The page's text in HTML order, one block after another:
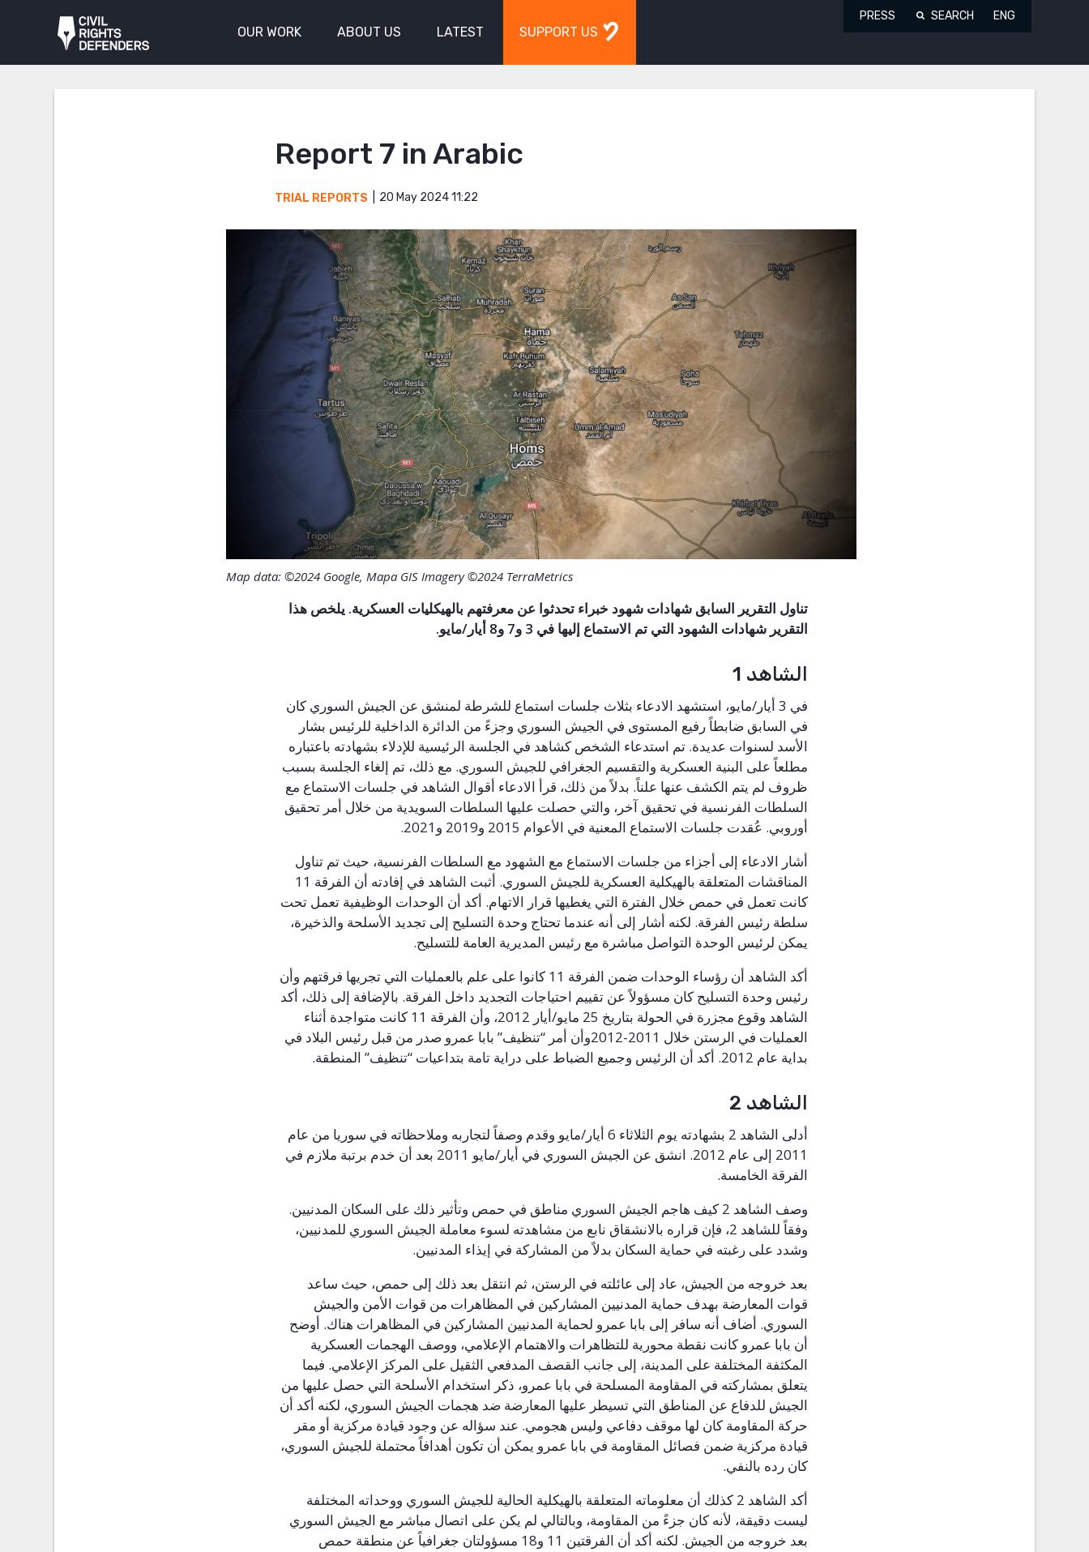
OUR WORK ABOUT US LATEST SUPPORT US
PRESS SEARCH ENG
Report 7 in Arabic
TRIAL REPORTS 20 May 2024 11:22
Map data: ©2024 Google, Mapa GIS Imagery ©2024 TerraMetrics
تناول التقرير السابق شهادات شهود خبراء تحدثوا عن معرفتهم بالهيكليات العسكرية. يلخص هذا
التقرير شهادات الشهود التي تم الاستماع إليها في 3 و7 و8 أيار/مايو.
الشاهد 1
في 3 أيار/مايو، استشهد الادعاء بثلاث جلسات استماع للشرطة لمنشق عن الجيش السوري كان
في السابق ضابطاً رفيع المستوى في الجيش السوري وجزءً من الدائرة الداخلية للرئيس بشار
الأسد لسنوات عديدة. تم استدعاء الشخص كشاهد في الجلسة الرئيسية للإدلاء بشهادته باعتباره
مطلعاً على البنية العسكرية والتقسيم الجغرافي للجيش السوري. مع ذلك، تم إلغاء الجلسة بسبب
ظروف لم يتم الكشف عنها علناً. بدلاً من ذلك، قرأ الادعاء أقوال الشاهد في جلسات الاستماع مع
السلطات الفرنسية في تحقيق آخر، والتي حصلت عليها السلطات السويدية من خلال أمر تحقيق
أوروبي. عُقدت جلسات الاستماع المعنية في الأعوام 5102 و9102 و1202.
أشار الادعاء إلى أجزاء من جلسات الاستماع مع الشهود مع السلطات الفرنسية، حيث تم تناول
المناقشات المتعلقة بالهيكلية العسكرية للجيش السوري. أثبت الشاهد في إفادته أن الفرقة 11
كانت تعمل في حمص خلال الفترة التي يغطيها قرار الاتهام. أكد أن الوحدات الوظيفية تعمل تحت
سلطة رئيس الفرقة. لكنه أشار إلى أنه عندما تحتاج وحدة التسليح إلى تجديد الأسلحة والذخيرة،
يمكن لرئيس الوحدة التواصل مباشرة مع رئيس المديرية العامة للتسليح.
أكد الشاهد أن رؤساء الوحدات ضمن الفرقة 11 كانوا على علم بالعمليات التي تجريها فرقتهم وأن
رئيس وحدة التسليح كان مسؤولاً عن تقييم احتياجات التجديد داخل الفرقة. بالإضافة إلى ذلك، أكد
الشاهد وقوع مجزرة في الحولة بتاريخ 52 مايو/أيار 2102، وأن الفرقة 11 كانت متواجدة أثناء
العمليات في الرستن خلال 1102-2102وأن أمر “تنظيف” بابا عمرو صدر من قبل رئيس البلاد في
بداية عام 2102. أكد أن الرئيس وجميع الضباط على دراية تامة بتداعيات “تنظيف” المنطقة.
الشاهد 2
أدلى الشاهد 2 بشهادته يوم الثلاثاء 6 أيار/مايو وقدم وصفاً لتجاربه وملاحظاته في سوريا من عام
1102 إلى عام 2102. انشق عن الجيش السوري في أيار/مايو 1102 بعد أن خدم برتبة ملازم في
الفرقة الخامسة.
وصف الشاهد 2 كيف هاجم الجيش السوري مناطق في حمص وتأثير ذلك على السكان المدنيين.
وفقاً للشاهد 2، فإن قراره بالانشقاق نابع من مشاهدته لسوء معاملة الجيش السوري للمدنيين،
وشدد على رغبته في حماية السكان بدلاً من المشاركة في إيذاء المدنيين.
بعد خروجه من الجيش، عاد إلى عائلته في الرستن، ثم انتقل بعد ذلك إلى حمص، حيث ساعد
قوات المعارضة بهدف حماية المدنيين المشاركين في المظاهرات من قوات الأمن والجيش
السوري. أضاف أنه سافر إلى بابا عمرو لحماية المدنيين المشاركين في المظاهرات هناك. أوضح
أن بابا عمرو كانت نقطة محورية للتظاهرات والاهتمام الإعلامي، ووصف الهجمات العسكرية
المكثفة المختلفة على المدينة، إلى جانب القصف المدفعي الثقيل على المركز الإعلامي. فيما
يتعلق بمشاركته في المقاومة المسلحة في بابا عمرو، ذكر استخدام الأسلحة التي حصل عليها من
الجيش للدفاع عن المناطق التي تسيطر عليها المعارضة ضد هجمات الجيش السوري، لكنه أكد أن
حركة المقاومة كان لها موقف دفاعي وليس هجومي. عند سؤاله عن وجود قيادة مركزية أو مقر
قيادة مركزية ضمن فصائل المقاومة في بابا عمرو يمكن أن تكون أهدافاً محتملة للجيش السوري،
كان رده بالنفي.
أكد الشاهد 2 كذلك أن معلوماته المتعلقة بالهيكلية الحالية للجيش السوري ووحداته المختلفة
ليست دقيقة، لأنه كان جزءً من المقاومة، وبالتالي لم يكن على اتصال مباشر مع الجيش السوري
بعد خروجه من الجيش. لكنه أكد أن الفرقتين 11 و81 مسؤولتان جغرافياً عن منطقة حمص